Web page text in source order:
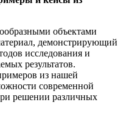
объектами
демонстрирующий
исследования и
результатов.
из нашей
современной
решении различных